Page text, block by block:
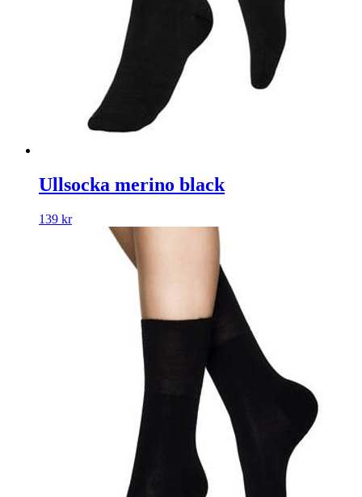
Ullsocka merino black
139 kr